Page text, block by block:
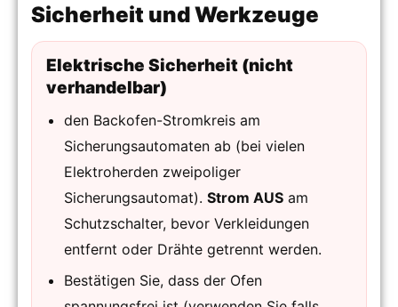
Sicherheit und Werkzeuge
Elektrische Sicherheit (nicht
verhandelbar)
den Backofen-Stromkreis am
Sicherungsautomaten ab (bei vielen
Elektroherden zweipoliger
Sicherungsautomat). Strom AUS am
Schutzschalter, bevor Verkleidungen
entfernt oder Drähte getrennt werden.
Bestätigen Sie, dass der Ofen